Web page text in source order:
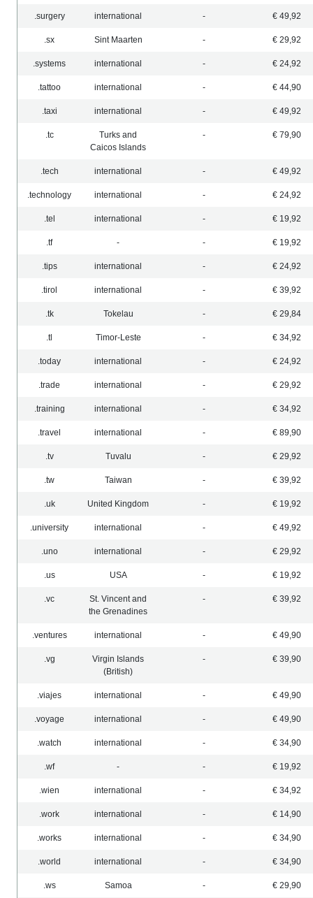
.surgery international - € 49,92
.sx Sint Maarten - € 29,92
.systems international - € 24,92
.tattoo international - € 44,90
.taxi international - € 49,92
.tc
Turks and
Caicos Islands
- € 79,90
.tech international - € 49,92
.technology international - € 24,92
.tel international - € 19,92
.tf - - € 19,92
.tips international - € 24,92
.tirol international - € 39,92
.tk Tokelau - € 29,84
.tl Timor-Leste - € 34,92
.today international - € 24,92
.trade international - € 29,92
.training international - € 34,92
.travel international - € 89,90
.tv Tuvalu - € 29,92
.tw Taiwan - € 39,92
.uk United Kingdom - € 19,92
.university international - € 49,92
.uno international - € 29,92
.us USA - € 19,92
.vc
St. Vincent and
the Grenadines
- € 39,92
.ventures international - € 49,90
.vg
Virgin Islands
(British)
- € 39,90
.viajes international - € 49,90
.voyage international - € 49,90
.watch international - € 34,90
.wf - - € 19,92
.wien international - € 34,92
.work international - € 14,90
.works international - € 34,90
.world international - € 34,90
.ws Samoa - € 29,90